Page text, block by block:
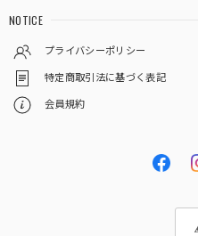
NOTICE
プライバシーポリシー
特定商取引法に基づく表記
会員規約